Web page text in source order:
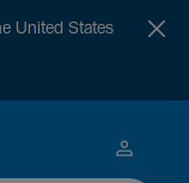
United States